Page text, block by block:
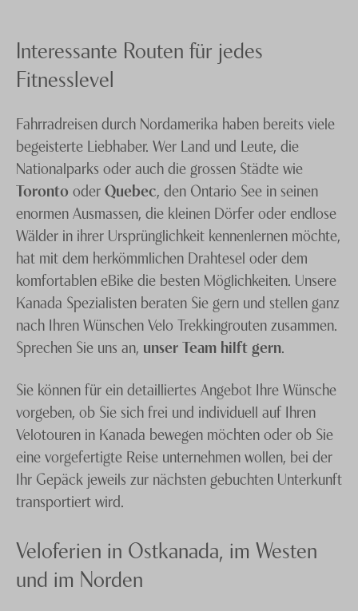
Interessante Routen für jedes
Fitnesslevel
Fahrradreisen durch Nordamerika haben bereits viele
begeisterte Liebhaber. Wer Land und Leute, die
Nationalparks oder auch die grossen Städte wie
Toronto oderQuebec, den Ontario See in seinen
enormen Ausmassen, die kleinen Dörfer oder endlose
Wälder in ihrer Ursprünglichkeit kennenlernen möchte,
hat mit dem herkömmlichen Drahtesel oder dem
komfortablen eBike die besten Möglichkeiten. Unsere
Kanada Spezialisten beraten Sie gern und stellen ganz
nach Ihren Wünschen Velo Trekkingrouten zusammen.
Sprechen Sie uns an, unser Team hilft gern.
Sie können für ein detailliertes Angebot Ihre Wünsche
vorgeben, ob Sie sich frei und individuell auf Ihren
Velotouren in Kanada bewegen möchten oder ob Sie
eine vorgefertigte Reise unternehmen wollen, bei der
Ihr Gepäck jeweils zur nächsten gebuchten Unterkunft
transportiert wird.
Veloferien in Ostkanada, im Westen
und im Norden